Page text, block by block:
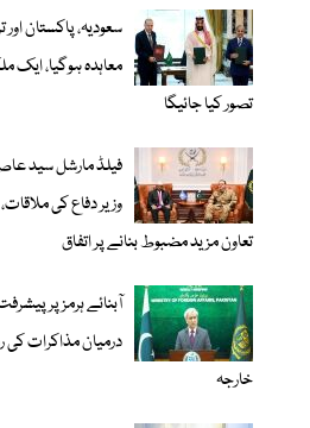
سعودیہ، پاکستان
معاہدہ ہوگیا، ایک
تصور کیا جائیگا
فیلڈ مارشل سید
وزیر دفاع کی
تعاون مزید مضبوط بنانے پر اتفاق
آبنائے ہرمز پر
درمیان مذاکرات کی
خارجہ